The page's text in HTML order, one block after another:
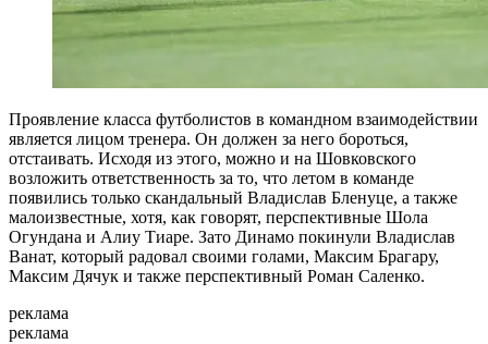
Проявление класса футболистов в командном взаимодействии
является лицом тренера. Он должен за него бороться,
отстаивать. Исходя из этого, можно и на Шовковского
возложить ответственность за то, что летом в команде
появились только скандальный Владислав Бленуце, а также
малоизвестные, хотя, как говорят, перспективные Шола
Огундана и Алиу Тиаре. Зато Динамо покинули Владислав
Ванат, который радовал своими голами, Максим Брагару,
Максим Дячук и также перспективный Роман Саленко.
реклама
реклама